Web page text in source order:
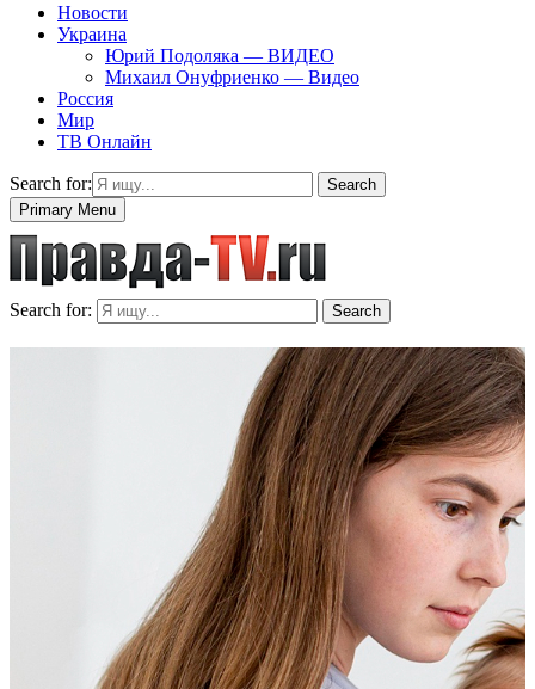
Новости
Украина
Юрий Подоляка — ВИДЕО
Михаил Онуфриенко — Видео
Россия
Мир
ТВ Онлайн
Search for:
Search
Primary Menu
Search for: Search